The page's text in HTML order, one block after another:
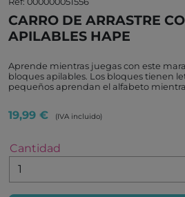
CARRO DE ARRASTRE
APILABLES HAPE
Aprende mientras juegas con este
bloques apilables. Los bloques tienen
pequeños aprendan el alfabeto
19,99 € (IVA incluido)
Cantidad